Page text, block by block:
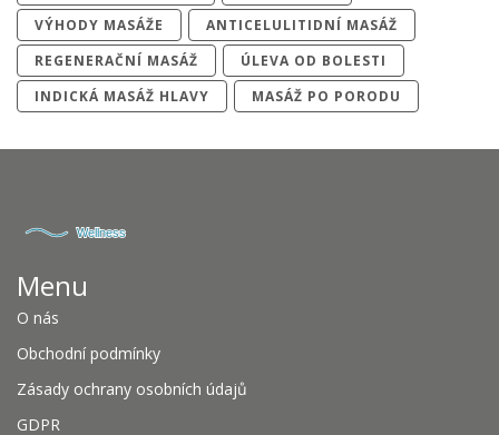
VÝHODY MASÁŽE
ANTICELULITIDNÍ MASÁŽ
REGENERAČNÍ MASÁŽ
ÚLEVA OD BOLESTI
INDICKÁ MASÁŽ HLAVY
MASÁŽ PO PORODU
Menu
O nás
Obchodní podmínky
Zásady ochrany osobních údajů
GDPR